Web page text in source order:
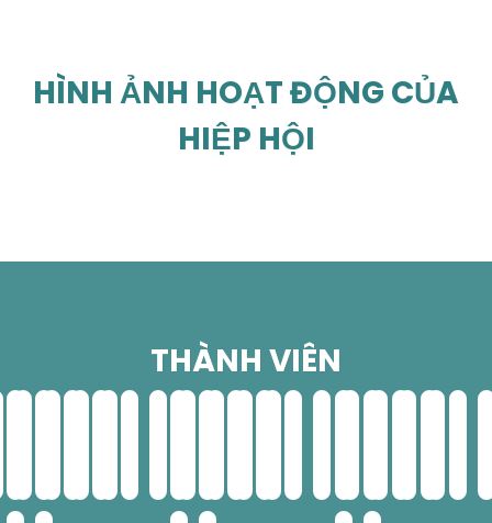
HÌNH ẢNH HOẠT ĐỘNG CỦA
HIỆP HỘI
THÀNH VIÊN